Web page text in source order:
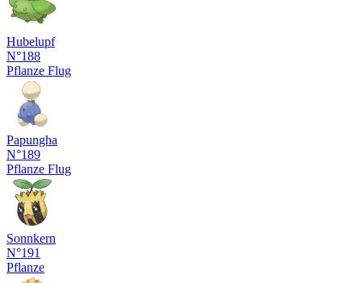
Hubelupf
N°188
Pflanze Flug
Papungha
N°189
Pflanze Flug
Sonnkern
N°191
Pflanze